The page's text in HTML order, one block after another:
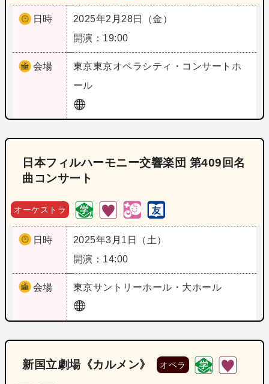
日時
2025年2月28日（金）
開演：19:00
会場 東京東京オペラシティ・コンサートホ
ール
日本フィルハーモニー交響楽団 第409回名
曲コンサート
オーケストラ
日時
2025年3月1日（土）
開演：14:00
会場 東京サントリーホール・大ホール
新国立劇場《カルメン》 オペラ